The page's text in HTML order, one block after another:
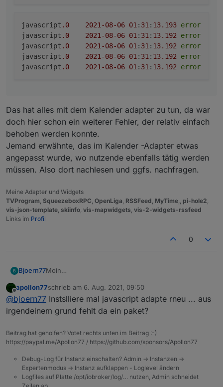
javascript .0 2021 -08-06 01 : 31 : 13.193 error
javascript .0 2021 -08-06 01 : 31 : 13.192 error
javascript .0 2021 -08-06 01 : 31 : 13.192 error
javascript .0 2021 -08-06 01 : 31 : 13.192 error
javascript .0 2021 -08-06 01 : 31 : 13.192 error
Das hat alles mit dem Kalender adapter zu tun, da war
doch hier schon ein weiterer Fehler, der relativ einfach
behoben werden konnte.
Jemand erwähnte, das im Kalender -Adapter etwas
angepasst wurde, wo nutzende ebenfalls tätig werden
müssen. Also dort nachlesen und ggfs. nachfragen.
Meine Adapter und Widgets
TVProgram SqueezeboxRPC OpenLiga RSSFeed MyTime pi-hole2
vis-json-template skiinfo vis-mapwidgets vis-2-widgets-rssfeed
Links im Profil
0
Bjoern77Moin
es noch nicht wieder rund.
Ich bekomme alle 30s diesen LOG:
host.raspberrypi	2021-08-06
host.raspberrypi	2021-08-06 11:13:24.434
host.raspberrypi	2021-08-06
host.raspberrypi	2021-08-06
host.raspberrypi	2021-08-06
host.raspberrypi	2021-08-06
host.raspberrypi	2021-08-06
host.raspberrypi	2021-08-06 11:13:24.432
host.raspberrypi	2021-08-06
host.raspberrypi	2021-08-06
Es ist ein Master-Slave System. Ich habe erst den
Master upgedated. Diese Meldungen kommen vom
Was kann ich versuchen?
Danke für eure Arbeit únd Gruß
Offline
apollon77schrieb am 6. Aug. 2021, 09:50
zuletzt editiert von
@bjoern77 Instslliere mal javascript adapte rneu ... aus
irgendeinem grund fehlt da ein paket?
Beitrag hat geholfen? Votet rechts unten im Beitrag :-)
https://paypal.me/Apollon77 / https://github.com/sponsors/Apollon77
Debug-Log für Instanz einschalten? Admin -> Instanzen ->
Expertenmodus -> Instanz aufklappen - Loglevel ändern
Logfiles auf Platte /opt/iobroker/log/… nutzen, Admin schneidet